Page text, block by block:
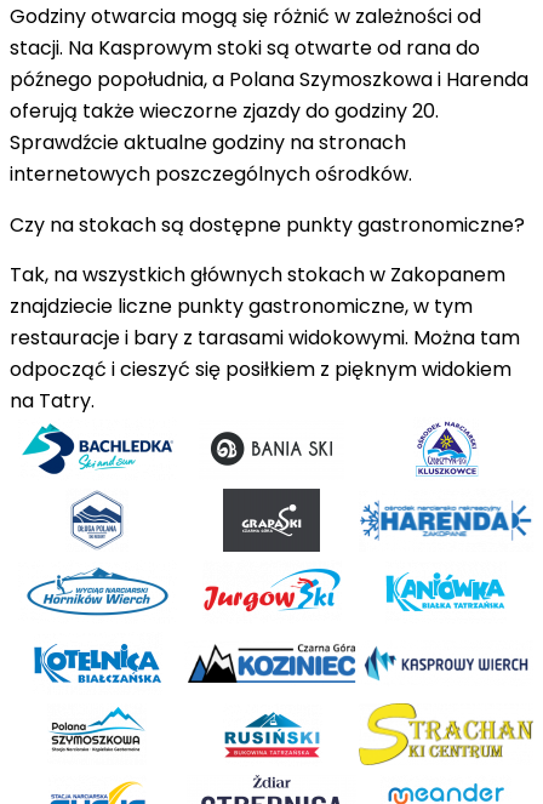
Godziny otwarcia mogą się różnić w zależności od
stacji. Na Kasprowym stoki są otwarte od rana do
późnego popołudnia, a Polana Szymoszkowa i Harenda
oferują także wieczorne zjazdy do godziny 20.
Sprawdźcie aktualne godziny na stronach
internetowych poszczególnych ośrodków.
Czy na stokach są dostępne punkty gastronomiczne?
Tak, na wszystkich głównych stokach w Zakopanem
znajdziecie liczne punkty gastronomiczne, w tym
restauracje i bary z tarasami widokowymi. Można tam
odpocząć i cieszyć się posiłkiem z pięknym widokiem
na Tatry.